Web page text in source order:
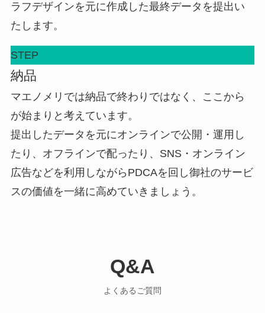
ラフデザインを元に作成した最終データを提出い
たします。
STEP
納品
マエノメリでは納品で終わりではなく、ここから
が始まりと考えています。
提出したデータを元にオンラインで公開・運用し
たり、オフラインで配ったり、SNS・オンライン
広告などを利用しながらPDCAを回し御社のサービ
スの価値を一緒に高めていきましょう。
Q&A
よくあるご質問